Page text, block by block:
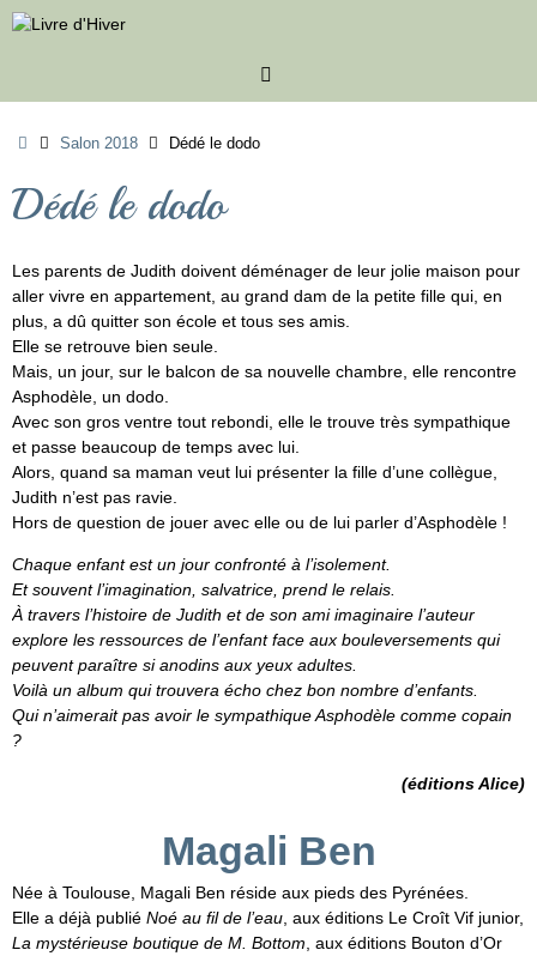
Passer
au
AccueilSalon 2018 Dédé le dodo
Dédé le dodo
Les parents de Judith doivent déménager de leur jolie maison pour
aller vivre en appartement, au grand dam de la petite fille qui, en
plus, a dû quitter son école et tous ses amis.
Elle se retrouve bien seule.
Mais, un jour, sur le balcon de sa nouvelle chambre, elle rencontre
Asphodèle, un dodo.
Avec son gros ventre tout rebondi, elle le trouve très sympathique
et passe beaucoup de temps avec lui.
Alors, quand sa maman veut lui présenter la fille d’une collègue,
Judith n’est pas ravie.
Hors de question de jouer avec elle ou de lui parler d’Asphodèle !
Chaque enfant est un jour confronté à l’isolement.
Et souvent l’imagination, salvatrice, prend le relais.
À travers l’histoire de Judith et de son ami imaginaire l’auteur
explore les ressources de l’enfant face aux bouleversements qui
peuvent paraître si anodins aux yeux adultes.
Voilà un album qui trouvera écho chez bon nombre d’enfants.
Qui n’aimerait pas avoir le sympathique Asphodèle comme copain
?
(éditions Alice)
Magali Ben
Née à Toulouse, Magali Ben réside aux pieds des Pyrénées.
Elle a déjà publié Noé au fil de l’eau , aux éditions Le Croît Vif junior,
La mystérieuse boutique de M. Bottom , aux éditions Bouton d’Or